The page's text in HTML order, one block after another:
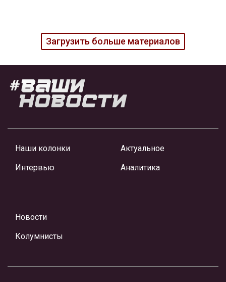
Загрузить больше материалов
Наши колонки
Интервью
Актуальное
Аналитика
Новости
Колумнисты